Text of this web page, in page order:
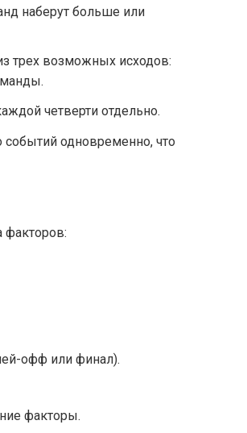
наберут больше или
трех возможных исходов:
четверти отдельно.
событий одновременно, что
факторов:
офф или финал).
факторы.